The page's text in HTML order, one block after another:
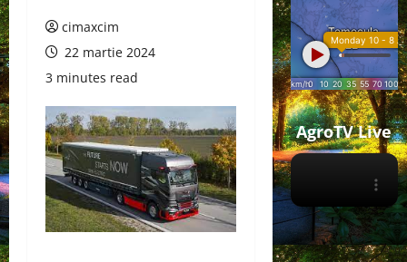
cimaxcim
22 martie 2024
3 minutes read
AgroTV Live